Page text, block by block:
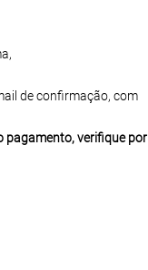
de confirmação, com
pagamento, verifique por